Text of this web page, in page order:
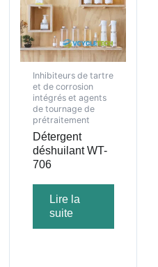
Inhibiteurs de tartre
et de corrosion
intégrés et agents
de tournage de
prétraitement
Détergent
déshuilant WT-
706
Lire la
suite